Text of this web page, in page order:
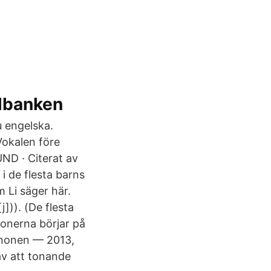
engelska.
före
· Citerat av
de flesta barns
Li säger här.
(De flesta
börjar på
— 2013,
att tonande